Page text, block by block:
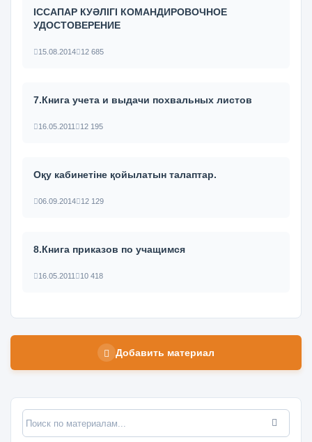
ІССАПАР КУӘЛІГІ КОМАНДИРОВОЧНОЕ
УДОСТОВЕРЕНИЕ
15.08.2014 12 685
7.Книга учета и выдачи похвальных листов
16.05.2011 12 195
Оқу кабинетіне қойылатын талаптар.
06.09.2014 12 129
8.Книга приказов по учащимся
16.05.2011 10 418
Добавить материал